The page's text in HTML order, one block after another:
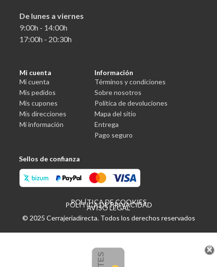
De lunes a viernes
9:00h - 14:00h
17:00h - 20:30h
Mi cuenta
Mi cuenta
Mis pedidos
Mis cupones
Mis direcciones
Mi información
Información
Términos y condiciones
Sobre nosotros
Política de devoluciones
Mapa del sitio
Entrega
Pago seguro
Sellos de confianza
POLÍTICA DE COOKIES
POLÍTICA DE PRIVACIDAD
AVISO LEGAL
© 2025 Cerrajeriadirecta. Todos los derechos reservados